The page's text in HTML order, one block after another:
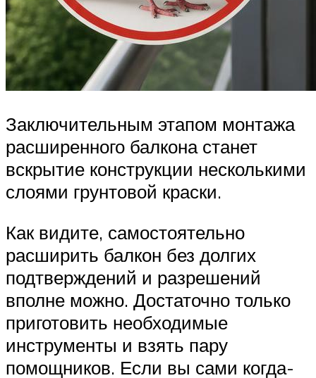
Заключительным этапом монтажа
расширенного балкона станет
вскрытие конструкции несколькими
слоями грунтовой краски.
Как видите, самостоятельно
расширить балкон без долгих
подтверждений и разрешений
вполне можно. Достаточно только
приготовить необходимые
инструменты и взять пару
помощников. Если вы сами когда-